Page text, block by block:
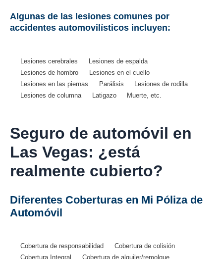
Algunas de las lesiones comunes por
accidentes automovilísticos incluyen:
Lesiones cerebrales
Lesiones de espalda
Lesiones de hombro
Lesiones en el cuello
Lesiones en las piernas
Parálisis
Lesiones de rodilla
Lesiones de columna
Latigazo Muerte, etc.
Seguro de automóvil en
Las Vegas: ¿está
realmente cubierto?
Diferentes Coberturas en Mi Póliza de
Automóvil
Cobertura de responsabilidad
Cobertura de colisión
Cobertura Integral
Cobertura de alquiler/remolque